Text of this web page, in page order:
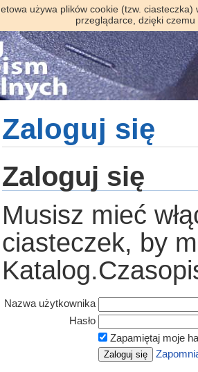
używa plików cookie (tzw.
przeglądarce, dzięki
Zaloguj się
Zaloguj się
Musisz mieć
ciasteczek, by
Nazwa użytkownika
Hasło
Zapamiętaj moje